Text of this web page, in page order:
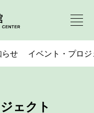
らせ イベント・プロ
ェクト